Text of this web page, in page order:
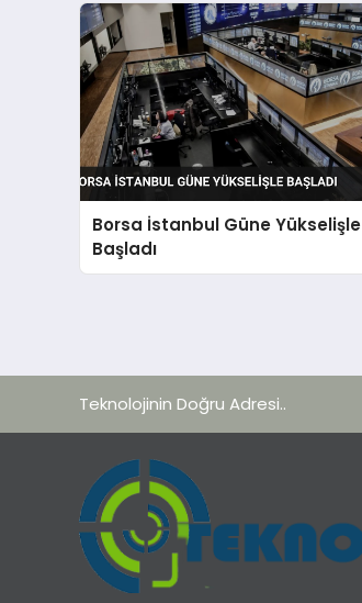
Borsa İstanbul Güne Yükselişle
Başladı
Teknolojinin Doğru Adresi..